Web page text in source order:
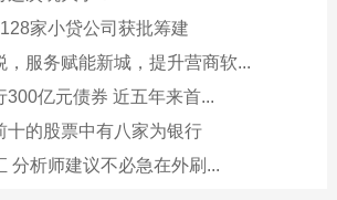
家小贷公司获批筹建
，服务赋能新城，提升营商软...
300亿元债券 近五年来首...
十的股票中有八家为银行
分析师建议不必急在外刷...